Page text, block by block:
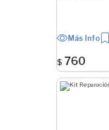
Más Info
$ 760